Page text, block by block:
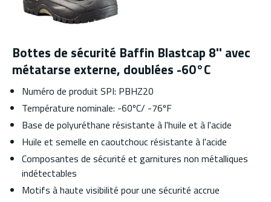
Bottes de sécurité Baffin Blastcap 8'' avec
métatarse externe, doublées -60°C
Numéro de produit SPI: PBHZ20
Température nominale: -60ºC/ -76ºF
Base de polyuréthane résistante à l'huile et à l'acide
Huile et semelle en caoutchouc résistante à l'acide
Composantes de sécurité et garnitures non métalliques
indétectables
Motifs à haute visibilité pour une sécurité accrue